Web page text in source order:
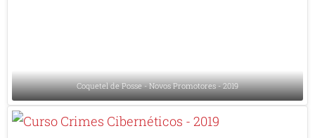
Coquetel de Posse - Novos Promotores - 2019